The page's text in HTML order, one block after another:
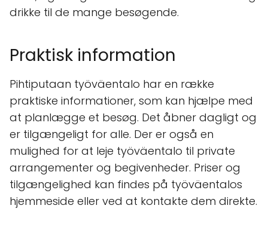
drikke til de mange besøgende.
Praktisk information
Pihtiputaan työväentalo har en række
praktiske informationer, som kan hjælpe med
at planlægge et besøg. Det åbner dagligt og
er tilgængeligt for alle. Der er også en
mulighed for at leje työväentalo til private
arrangementer og begivenheder. Priser og
tilgængelighed kan findes på työväentalos
hjemmeside eller ved at kontakte dem direkte.